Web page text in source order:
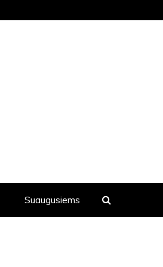
Suaugusiems